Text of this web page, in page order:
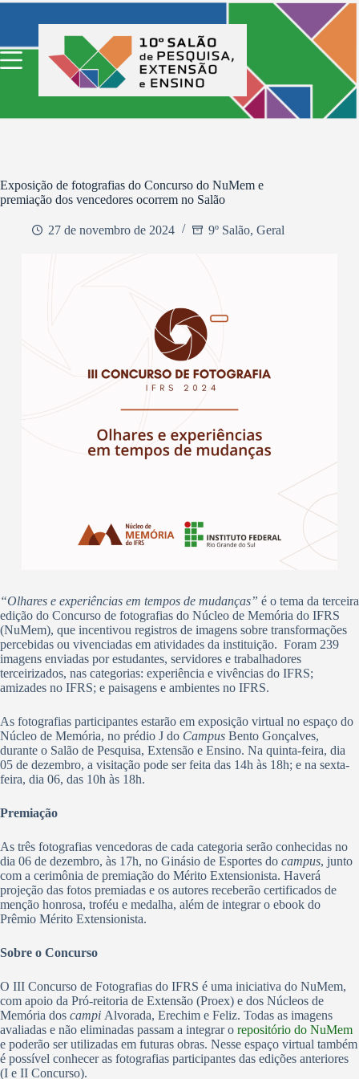
Pular
conteúdo
Exposição de fotografias do Concurso do NuMem e
premiação dos vencedores ocorrem no Salão
27 de novembro de 2024 9º Salão, Geral
“Olhares e experiências em tempos de mudanças” é o tema da terceira
edição do Concurso de fotografias do Núcleo de Memória do IFRS
(NuMem), que incentivou registros de imagens sobre transformações
percebidas ou vivenciadas em atividades da instituição. Foram 239
imagens enviadas por estudantes, servidores e trabalhadores
terceirizados, nas categorias: experiência e vivências do IFRS;
amizades no IFRS; e paisagens e ambientes no IFRS.
As fotografias participantes estarão em exposição virtual no espaço do
Núcleo de Memória, no prédio J do Campus Bento Gonçalves,
durante o Salão de Pesquisa, Extensão e Ensino. Na quinta-feira, dia
05 de dezembro, a visitação pode ser feita das 14h às 18h; e na sexta-
feira, dia 06, das 10h às 18h.
Premiação
As três fotografias vencedoras de cada categoria serão conhecidas no
dia 06 de dezembro, às 17h, no Ginásio de Esportes do campus, junto
com a cerimônia de premiação do Mérito Extensionista. Haverá
projeção das fotos premiadas e os autores receberão certificados de
menção honrosa, troféu e medalha, além de integrar o ebook do
Prêmio Mérito Extensionista.
Sobre o Concurso
O III Concurso de Fotografias do IFRS é uma iniciativa do NuMem,
com apoio da Pró-reitoria de Extensão (Proex) e dos Núcleos de
Memória dos campi Alvorada, Erechim e Feliz. Todas as imagens
avaliadas e não eliminadas passam a integrar o repositório do NuMem
e poderão ser utilizadas em futuras obras. Nesse espaço virtual também
é possível conhecer as fotografias participantes das edições anteriores
(I e II Concurso).